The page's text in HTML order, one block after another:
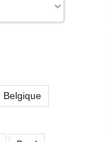
Belgique